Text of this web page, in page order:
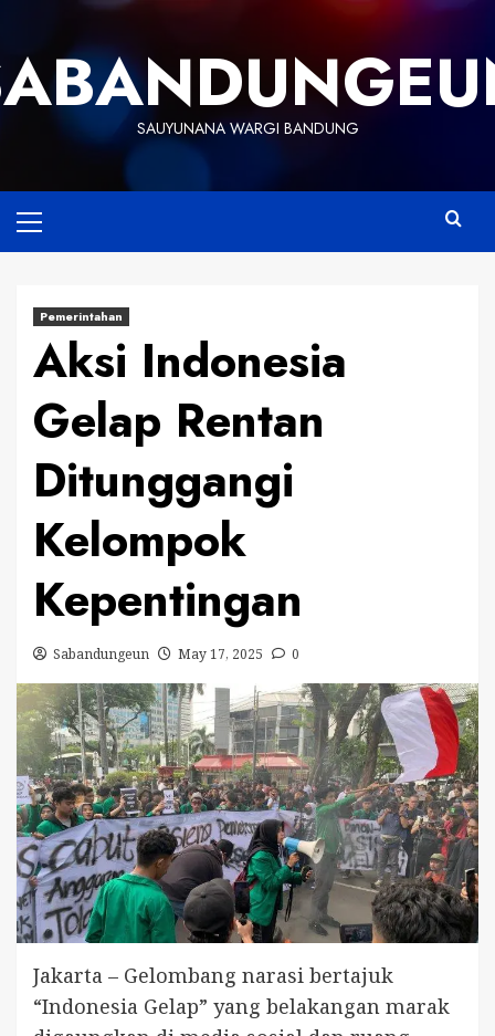
content
SAUYUNANA WARGI BANDUNG
Menu
Pemerintahan
Aksi Indonesia
Gelap Rentan
Ditunggangi
Kelompok
Kepentingan
Sabandungeun May 17, 2025 0
Jakarta – Gelombang narasi bertajuk
“Indonesia Gelap” yang belakangan marak